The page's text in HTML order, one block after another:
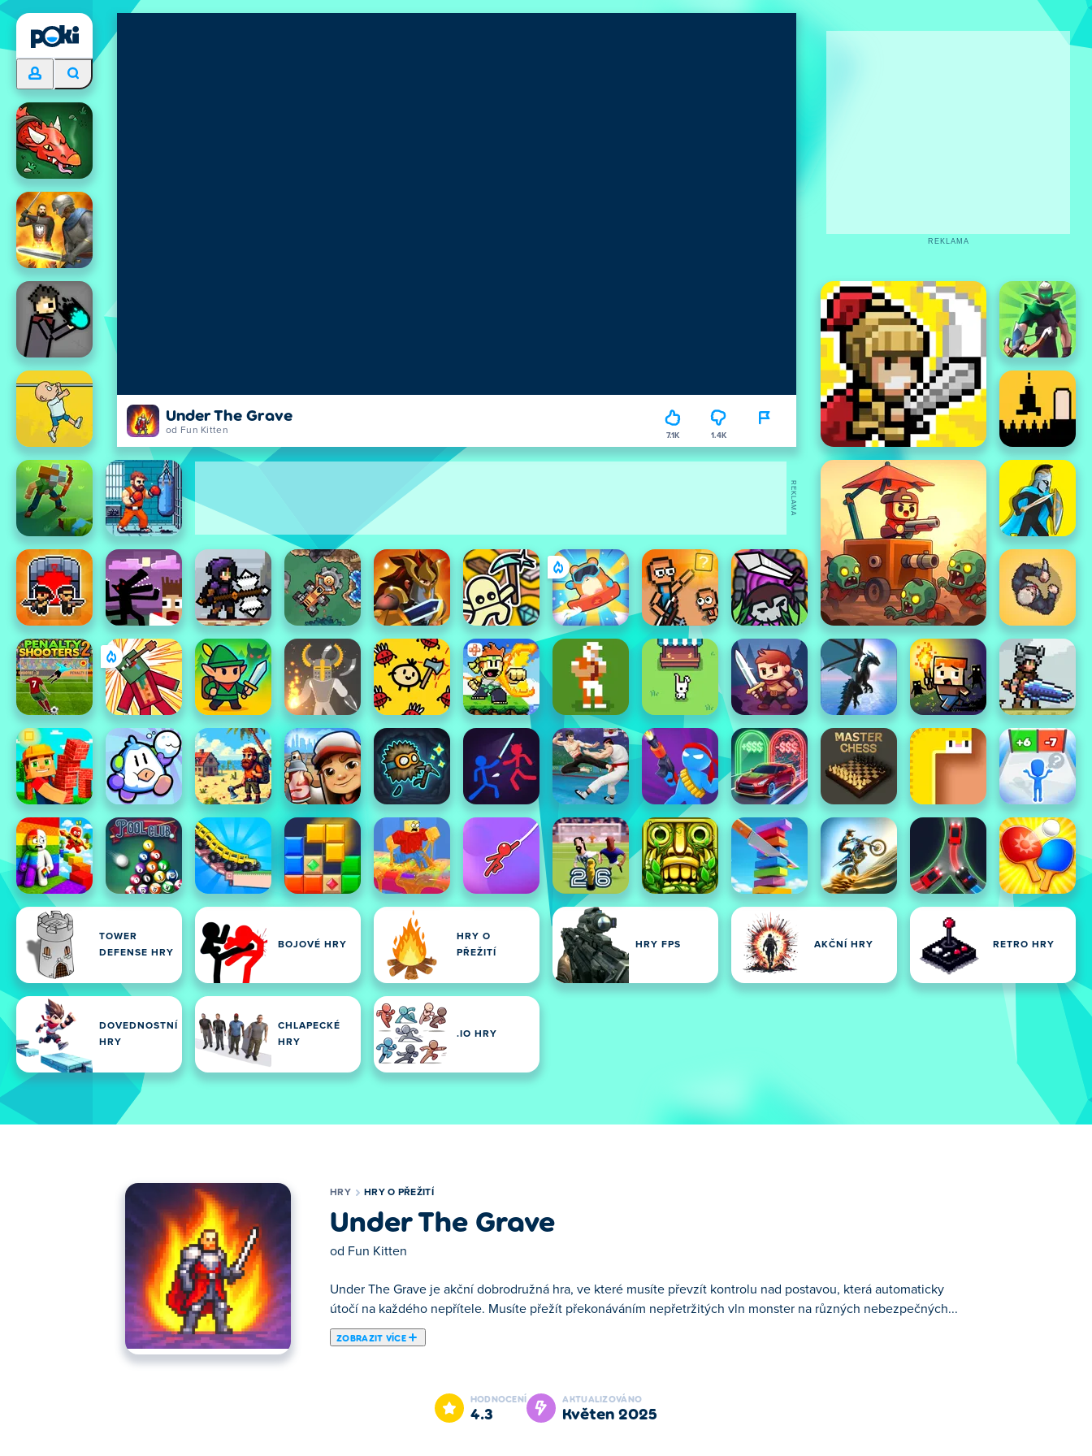
Under The Grave
od Fun Kitten 7.1K 1.4K
TOWER
DEFENSE HRY
BOJOVÉ HRY
HRY O
PŘEŽITÍ
HRY FPS AKČNÍ HRY RETRO HRY
DOVEDNOSTNÍ
HRY
CHLAPECKÉ
HRY
.IO HRY
REKLAMA
REKLAMA
HRY HRY O PŘEŽITÍ
Under The Grave
od Fun Kitten
Under The Grave je akční dobrodružná hra, ve které musíte převzít kontrolu nad postavou, která automaticky
útočí na každého nepřítele. Musíte přežít překonáváním nepřetržitých vln monster na různých nebezpečných...
ZOBRAZIT VÍCE
Under The Grave je akční dobrodružná hra, ve které musíte převzít kontrolu nad postavou, která automaticky útočí na každého nepřítele. Musíte
HODNOCENÍ
4.3
AKTUALIZOVÁNO
květen 2025